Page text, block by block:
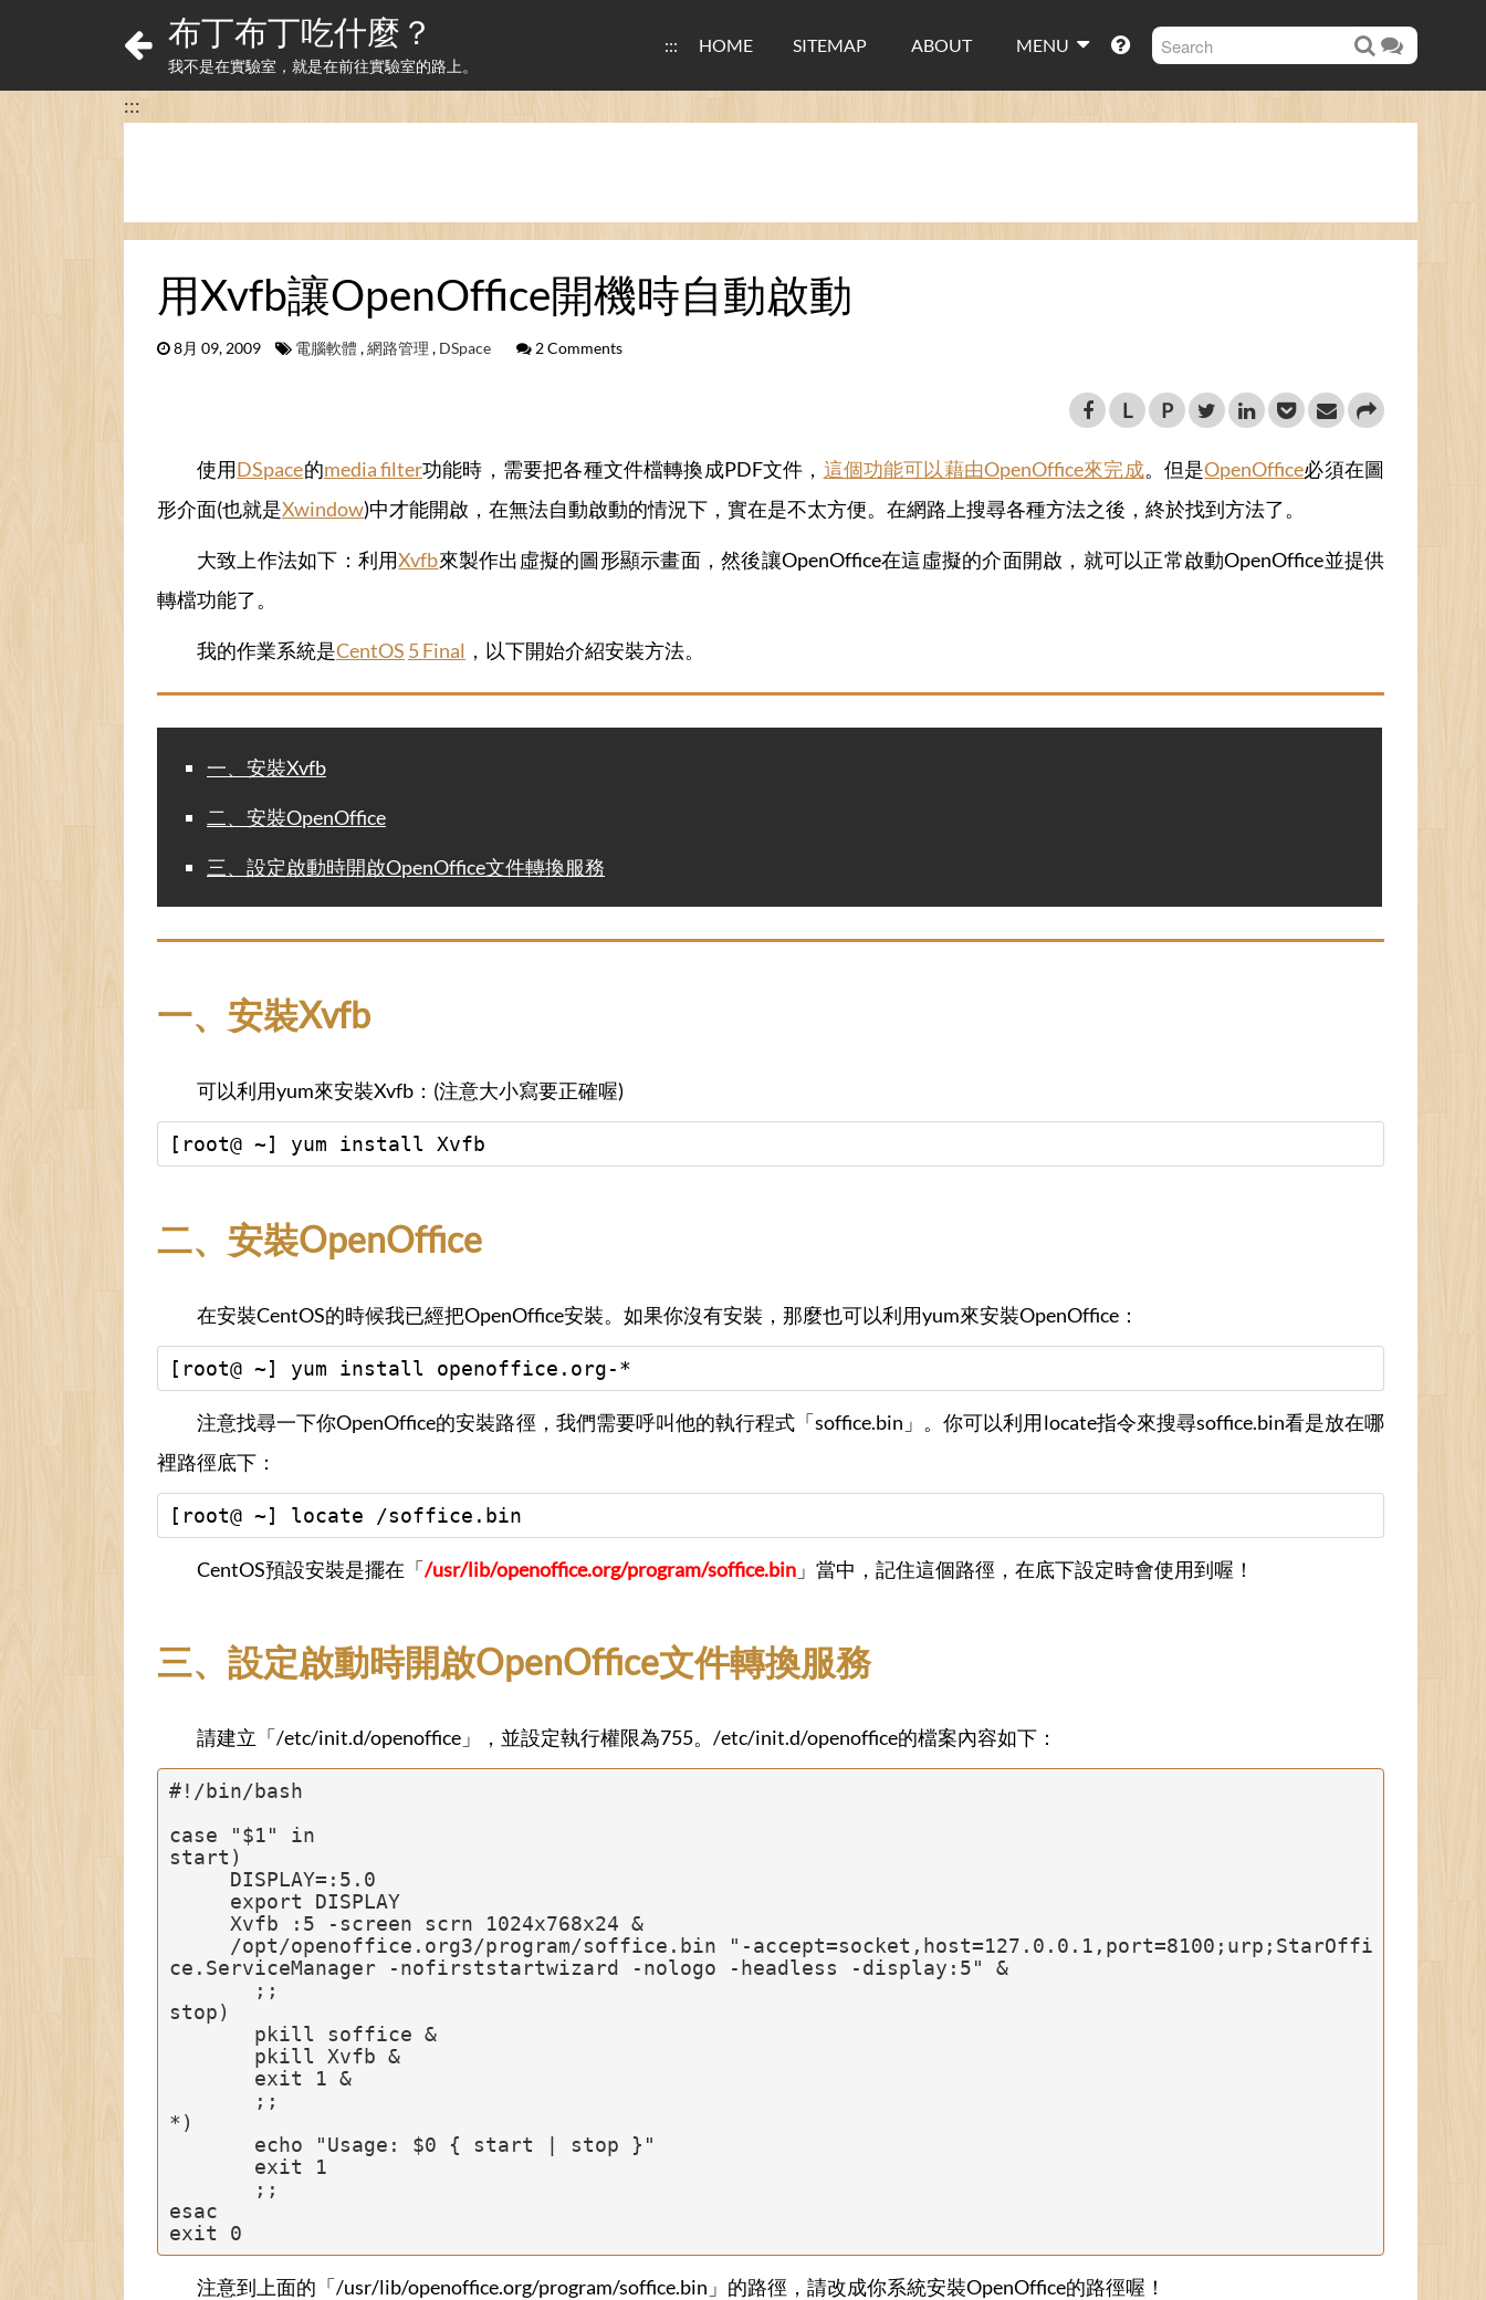
布丁布丁吃什麼？
我不是在實驗室，就是在前往實驗室的路上。
::: HOME SITEMAP ABOUT MENU
:::
用Xvfb讓OpenOffice開機時自動啟動
8月 09, 2009 電腦軟體 ,網路管理 , DSpace 2 Comments
L P
使用DSpace的media filter功能時，需要把各種文件檔轉換成PDF文件， 這個功能可以藉由OpenOffice來完成。但是OpenOffice必須在圖
形介面(也就是Xwindow)中才能開啟，在無法自動啟動的情況下，實在是不太方便。在網路上搜尋各種方法之後，終於找到方法了。
大致上作法如下：利用Xvfb來製作出虛擬的圖形顯示畫面，然後讓OpenOffice在這虛擬的介面開啟，就可以正常啟動OpenOffice並提供
轉檔功能了。
我的作業系統是CentOS 5 Final ，以下開始介紹安裝方法。
一、安裝Xvfb
二、安裝OpenOffice
三、設定啟動時開啟OpenOffice文件轉換服務
一、安裝Xvfb
可以利用yum來安裝Xvfb：(注意大小寫要正確喔)
[root@ ~] yum install Xvfb
二、安裝OpenOffice
在安裝CentOS的時候我已經把OpenOffice安裝。如果你沒有安裝，那麼也可以利用yum來安裝OpenOffice：
[root@ ~] yum install openoffice.org-*
注意找尋一下你OpenOffice的安裝路徑，我們需要呼叫他的執行程式「soffice.bin」。你可以利用locate指令來搜尋soffice.bin看是放在哪
裡路徑底下：
[root@ ~] locate /soffice.bin
CentOS預設安裝是擺在「/usr/lib/openoffice.org/program/soffice.bin 」當中，記住這個路徑，在底下設定時會使用到喔！
三、設定啟動時開啟OpenOffice文件轉換服務
請建立「/etc/init.d/openoffice」，並設定執行權限為755。/etc/init.d/openoffice的檔案內容如下：
#!/bin/bash
case "$1" in
start)
ce.ServiceManager -nofirststartwizard -nologo -headless -display:5" &
stop)
*)
esac
exit 0
注意到上面的「/usr/lib/openoffice.org/program/soffice.bin」的路徑，請改成你系統安裝OpenOffice的路徑喔！